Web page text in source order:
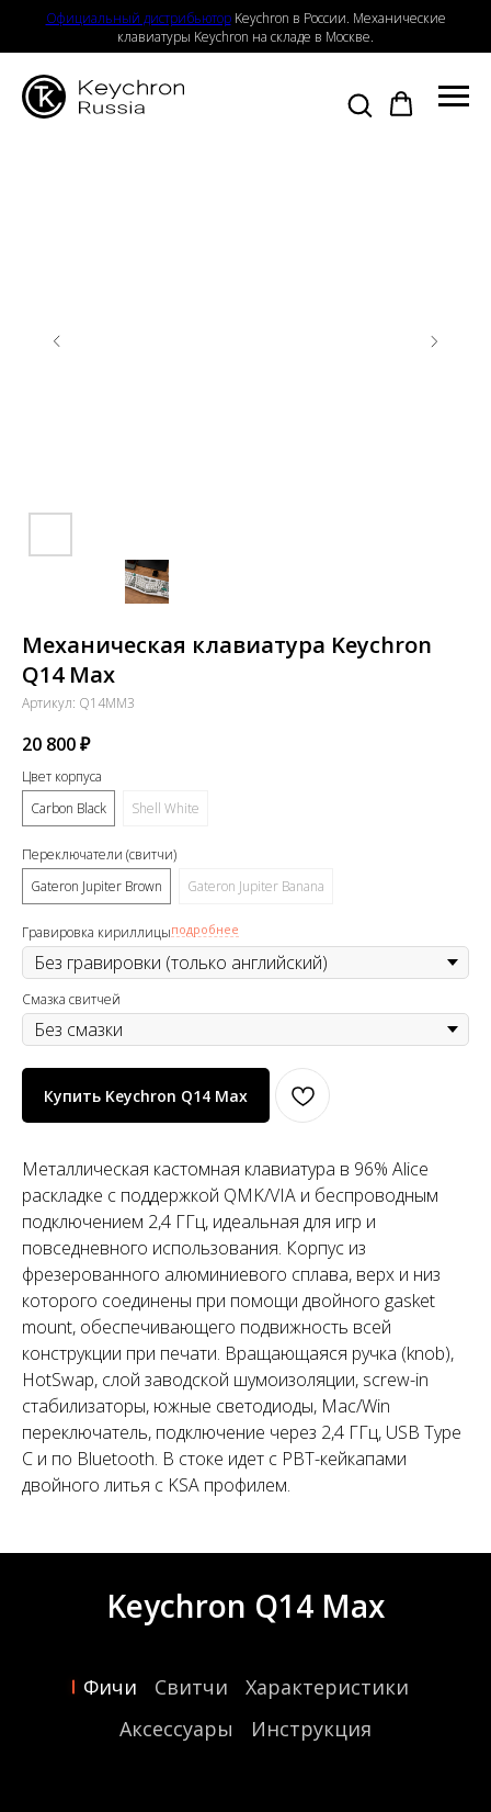
Официальный дистрибьютор Keychron в России. Механические
клавиатуры Keychron на складе в Москве.
Механическая клавиатура Keychron
Q14 Max
Артикул: Q14MM3
20 800₽
Цвет корпуса
Carbon Black
Shell White
Переключатели (свитчи)
Gateron Jupiter Brown
Gateron Jupiter Banana
Гравировка кириллицыподробнее
Смазка свитчей
Купить Keychron Q14 Max
Металлическая кастомная клавиатура в 96% Alice
раскладке с поддержкой QMK/VIA и беспроводным
подключением 2,4 ГГц, идеальная для игр и
повседневного использования. Корпус из
фрезерованного алюминиевого сплава, верх и низ
которого соединены при помощи двойного gasket
mount, обеспечивающего подвижность всей
конструкции при печати. Вращающаяся ручка (knob),
HotSwap, слой заводской шумоизоляции, screw-in
стабилизаторы, южные светодиоды, Mac/Win
переключатель, подключение через 2,4 ГГц, USB Type
C и по Bluetooth. В стоке идет с PBT-кейкапами
двойного литья с KSA профилем.
Keychron Q14 Max
Фичи Свитчи
Характеристики
Аксессуары
Инструкция